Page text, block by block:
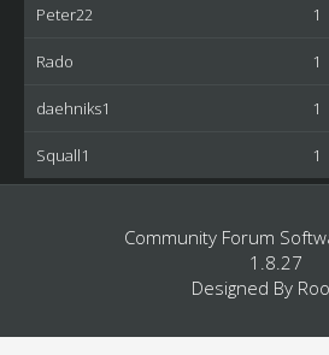
Peter22 1
Rado 1
daehniks1 1
Squall1 1
Community Forum
1.8.27
Designed By